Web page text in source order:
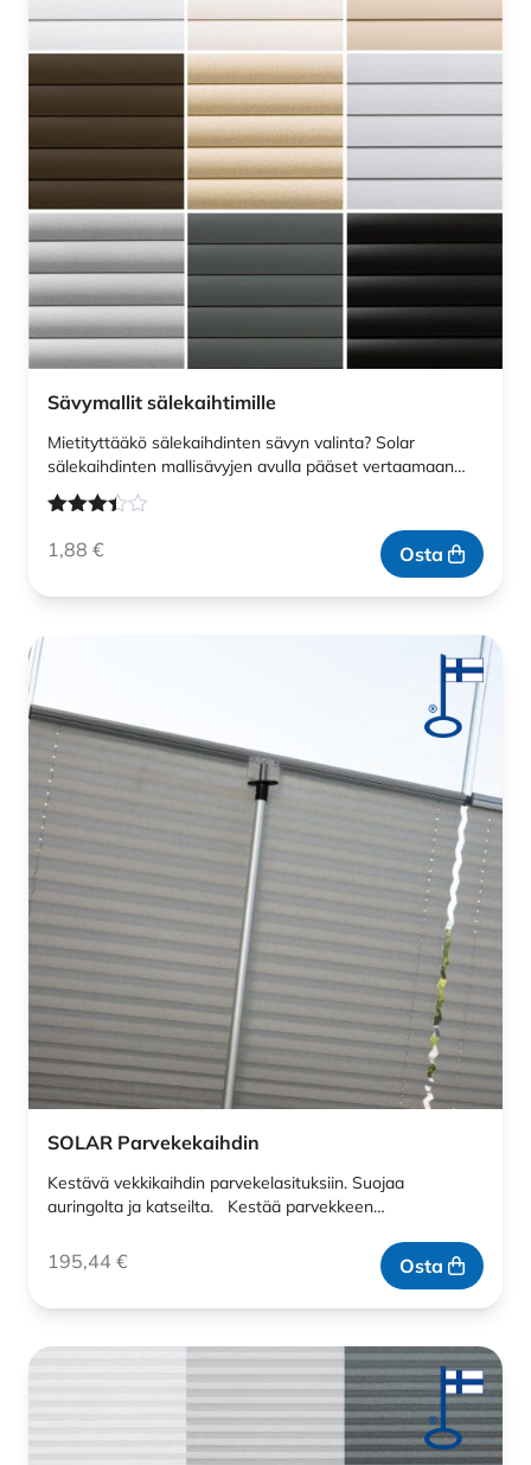
Sävymallit sälekaihtimille
Mietityttääkö sälekaihdinten sävyn valinta? Solar
sälekaihdinten mallisävyjen avulla pääset vertaamaan…
tuotteesta:
1,88 € Osta
SOLAR Parvekekaihdin
Kestävä vekkikaihdin parvekelasituksiin. Suojaa
auringolta ja katseilta. Kestää parvekkeen…
195,44 € Osta